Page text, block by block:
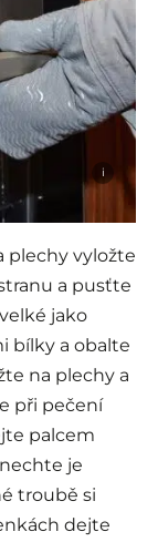
i
plechy vyložte
a pusťte
jako
bílky a obalte
na plechy a
při pečení
palcem
je
troubě si
dejte